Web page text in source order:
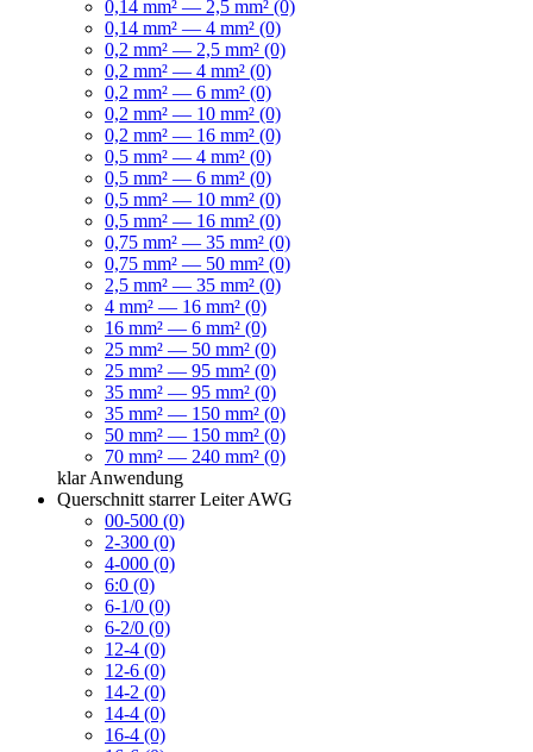
0,14 mm² — 2,5 mm² (0)
0,14 mm² — 4 mm² (0)
0,2 mm² — 2,5 mm² (0)
0,2 mm² — 4 mm² (0)
0,2 mm² — 6 mm² (0)
0,2 mm² — 10 mm² (0)
0,2 mm² — 16 mm² (0)
0,5 mm² — 4 mm² (0)
0,5 mm² — 6 mm² (0)
0,5 mm² — 10 mm² (0)
0,5 mm² — 16 mm² (0)
0,75 mm² — 35 mm² (0)
0,75 mm² — 50 mm² (0)
2,5 mm² — 35 mm² (0)
4 mm² — 16 mm² (0)
16 mm² — 6 mm² (0)
25 mm² — 50 mm² (0)
25 mm² — 95 mm² (0)
35 mm² — 95 mm² (0)
35 mm² — 150 mm² (0)
50 mm² — 150 mm² (0)
70 mm² — 240 mm² (0)
klar Anwendung
Querschnitt starrer Leiter AWG
00-500 (0)
2-300 (0)
4-000 (0)
6:0 (0)
6-1/0 (0)
6-2/0 (0)
12-4 (0)
12-6 (0)
14-2 (0)
14-4 (0)
16-4 (0)